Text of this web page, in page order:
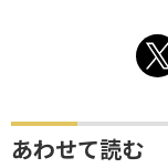
あわせて読む